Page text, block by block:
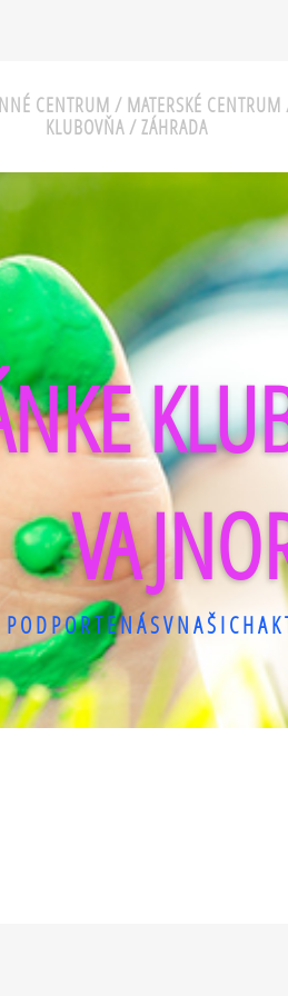
CENTRUM / MATERSKÉ
KLUBOVŇA / ZÁHRADA
P O D P O R T E N Á S V N A Š I C H A